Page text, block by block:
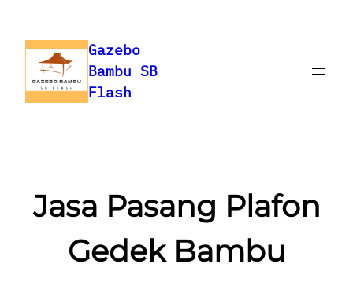
Gazebo
Bambu SB
Flash
Jasa Pasang Plafon
Gedek Bambu